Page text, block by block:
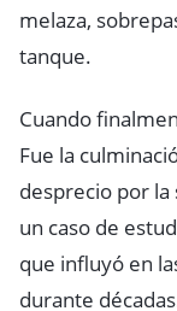
melaza,
tanque.
Cuando
Fue la
desprecio por la
un caso de
que influyó en
durante